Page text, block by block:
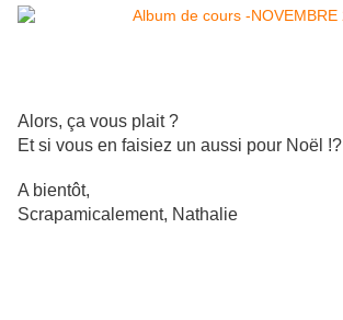
Alors, ça vous plait ?
Et si vous en faisiez un aussi pour Noël !?
A bientôt,
Scrapamicalement, Nathalie